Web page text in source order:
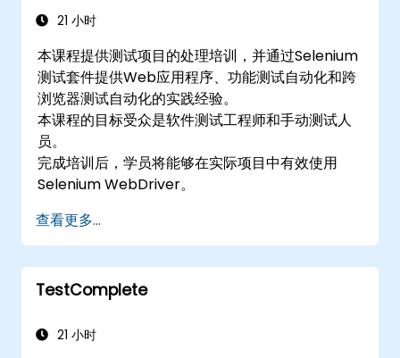
21 小时
本课程提供测试项目的处理培训，并通过Selenium
测试套件提供Web应用程序、功能测试自动化和跨
浏览器测试自动化的实践经验。
本课程的目标受众是软件测试工程师和手动测试人
员。
完成培训后，学员将能够在实际项目中有效使用
Selenium WebDriver。
查看更多...
TestComplete
21 小时